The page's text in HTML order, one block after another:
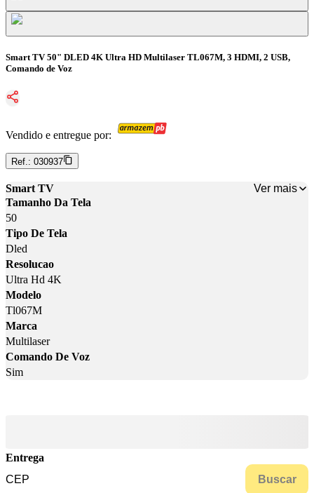
Smart TV 50" DLED 4K Ultra HD Multilaser TL067M, 3 HDMI, 2 USB,
Comando de Voz
Vendido e entregue por:
Ref.: 030937
Smart TV
Ver mais
Tamanho Da Tela
50
Tipo De Tela
Dled
Resolucao
Ultra Hd 4K
Modelo
Tl067M
Marca
Multilaser
Comando De Voz
Sim
Entrega
Buscar